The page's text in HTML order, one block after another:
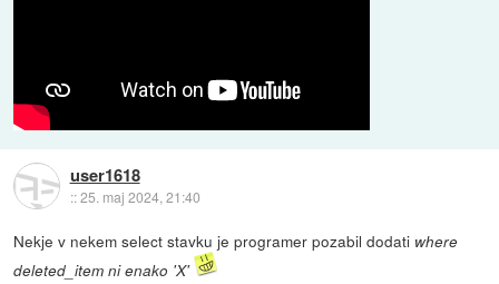
user1618
::25. maj 2024, 21:40
Nekje v nekem select stavku je programer pozabil dodati where
deleted_item ni enako 'X'